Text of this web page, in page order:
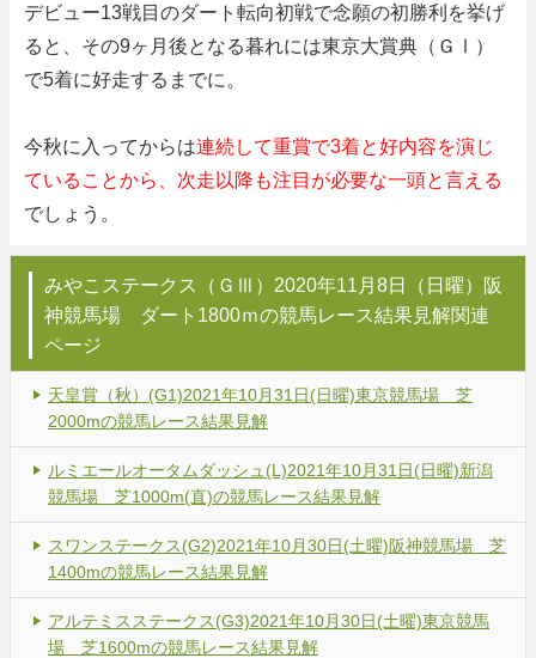
デビュー13戦目のダート転向初戦で念願の初勝利を挙げ
ると、その9ヶ月後となる暮れには東京大賞典（ＧⅠ）
で5着に好走するまでに。
今秋に入ってからは連続して重賞で3着と好内容を演じ
ていることから、次走以降も注目が必要な一頭と言える
でしょう。
みやこステークス（ＧⅢ）2020年11月8日（日曜）阪
神競馬場 ダート1800ｍの競馬レース結果見解関連
ページ
天皇賞（秋）(G1)2021年10月31日(日曜)東京競馬場 芝
2000mの競馬レース結果見解
ルミエールオータムダッシュ(L)2021年10月31日(日曜)新潟
競馬場 芝1000m(直)の競馬レース結果見解
スワンステークス(G2)2021年10月30日(土曜)阪神競馬場 芝
1400mの競馬レース結果見解
アルテミスステークス(G3)2021年10月30日(土曜)東京競馬
場 芝1600mの競馬レース結果見解